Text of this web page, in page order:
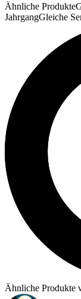
Ähnliche Produkte
JahrgangGleiche
Ähnliche Produkte